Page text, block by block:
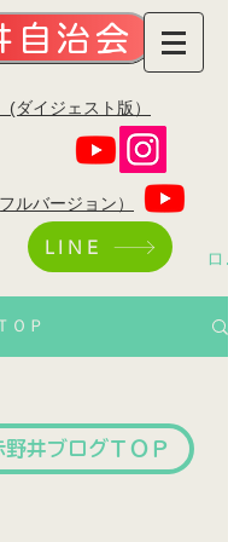
自治会
(ダイジェスト版）
ルバージョン）
LINE ロ
ＯＰ
井ブログＴＯＰ